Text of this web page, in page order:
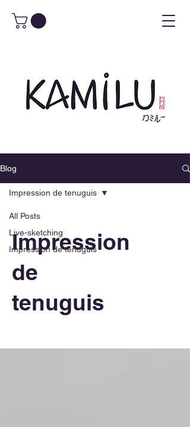
Blog
All Posts
Live-sketching
Impression de tenuguis
Impression de tenuguis
Impression
de
tenuguis